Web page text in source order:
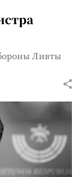
Ливты